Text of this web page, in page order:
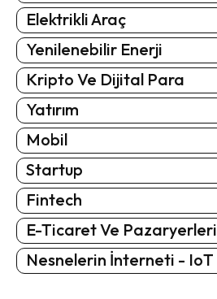
Elektrikli Araç
Yenilenebilir Enerji
Kripto Ve Dijital Para
Yatırım
Mobil
Startup
Fintech
E-Ticaret Ve Pazaryerleri
Nesnelerin İnterneti - IoT